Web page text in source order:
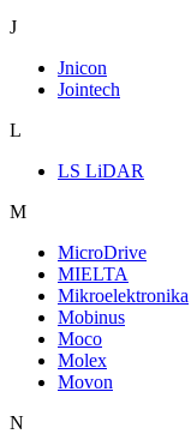
J
Jnicon
Jointech
L
LS LiDAR
M
MicroDrive
MIELTA
Mikroelektronika
Mobinus
Moco
Molex
Movon
N